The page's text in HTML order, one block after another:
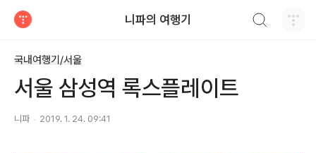
니파의 여행기
국내여행기/서울
서울 삼성역 록스플레이트
니파 2019. 1. 24. 09:41